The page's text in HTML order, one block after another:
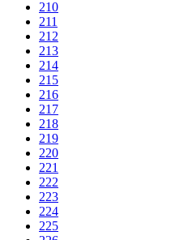
210
211
212
213
214
215
216
217
218
219
220
221
222
223
224
225